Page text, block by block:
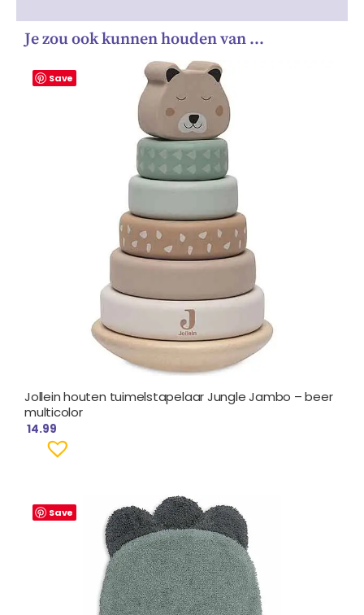
Je zou ook kunnen houden van …
Save
Jollein houten tuimelstapelaar Jungle Jambo – beer
multicolor
14.99
Save